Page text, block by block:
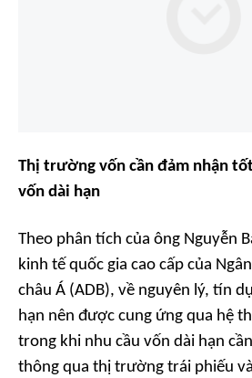
Thị trường vốn cần đảm nhận
vốn dài hạn
Theo phân tích của ông Nguyễn
kinh tế quốc gia cao cấp của
châu Á (ADB), về nguyên lý, tín
hạn nên được cung ứng qua hệ
trong khi nhu cầu vốn dài hạn
thông qua thị trường trái phiếu